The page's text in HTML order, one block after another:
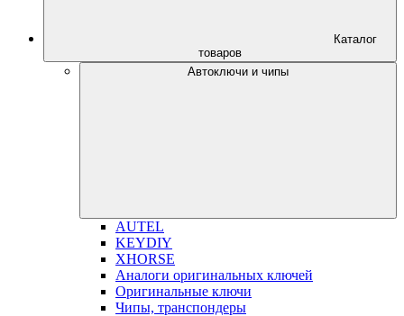
Каталог
товаров
Автоключи и чипы
AUTEL
KEYDIY
XHORSE
Аналоги оригинальных ключей
Оригинальные ключи
Чипы, транспондеры